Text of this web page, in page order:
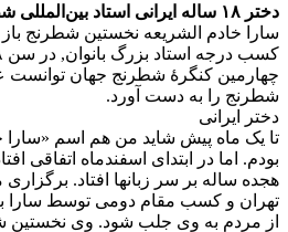
دختر ۱۸ ساله ایرانی استاد بین‌المللی شطرنج !!+تصاویر
سارا خادم الشریعه نخستین شطرنج
چهارمین کنگرهٔ شطرنج جهان توانست
شطرنج را به دست آورد.
دختر ایرانی
تا یک ماه پیش شاید من هم اسم «سارا
بودم. اما در ابتدای اسفندماه اتفاقی
هجده ساله بر سر زبانها افتاد.
تهران و کسب مقام دومی توسط سارا
از مردم به وی جلب شود. وی نخستین